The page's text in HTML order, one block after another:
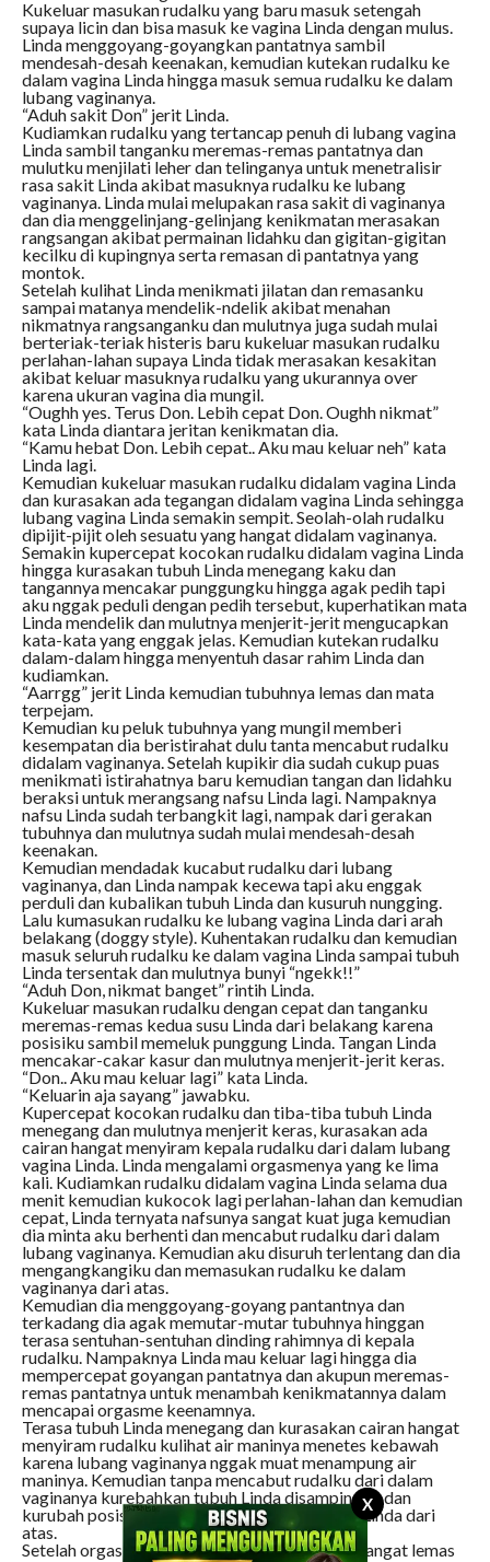
X
Kukeluar masukan rudalku yang baru masuk setengah
supaya licin dan bisa masuk ke vagina Linda dengan mulus.
Linda menggoyang-goyangkan pantatnya sambil
mendesah-desah keenakan, kemudian kutekan rudalku ke
dalam vagina Linda hingga masuk semua rudalku ke dalam
lubang vaginanya.
“Aduh sakit Don” jerit Linda.
Kudiamkan rudalku yang tertancap penuh di lubang vagina
Linda sambil tanganku meremas-remas pantatnya dan
mulutku menjilati leher dan telinganya untuk menetralisir
rasa sakit Linda akibat masuknya rudalku ke lubang
vaginanya. Linda mulai melupakan rasa sakit di vaginanya
dan dia menggelinjang-gelinjang kenikmatan merasakan
rangsangan akibat permainan lidahku dan gigitan-gigitan
kecilku di kupingnya serta remasan di pantatnya yang
montok.
Setelah kulihat Linda menikmati jilatan dan remasanku
sampai matanya mendelik-ndelik akibat menahan
nikmatnya rangsanganku dan mulutnya juga sudah mulai
berteriak-teriak histeris baru kukeluar masukan rudalku
perlahan-lahan supaya Linda tidak merasakan kesakitan
akibat keluar masuknya rudalku yang ukurannya over
karena ukuran vagina dia mungil.
“Oughh yes. Terus Don. Lebih cepat Don. Oughh nikmat”
kata Linda diantara jeritan kenikmatan dia.
“Kamu hebat Don. Lebih cepat.. Aku mau keluar neh” kata
Linda lagi.
Kemudian kukeluar masukan rudalku didalam vagina Linda
dan kurasakan ada tegangan didalam vagina Linda sehingga
lubang vagina Linda semakin sempit. Seolah-olah rudalku
dipijit-pijit oleh sesuatu yang hangat didalam vaginanya.
Semakin kupercepat kocokan rudalku didalam vagina Linda
hingga kurasakan tubuh Linda menegang kaku dan
tangannya mencakar punggungku hingga agak pedih tapi
aku nggak peduli dengan pedih tersebut, kuperhatikan mata
Linda mendelik dan mulutnya menjerit-jerit mengucapkan
kata-kata yang enggak jelas. Kemudian kutekan rudalku
dalam-dalam hingga menyentuh dasar rahim Linda dan
kudiamkan.
“Aarrgg” jerit Linda kemudian tubuhnya lemas dan mata
terpejam.
Kemudian ku peluk tubuhnya yang mungil memberi
kesempatan dia beristirahat dulu tanta mencabut rudalku
didalam vaginanya. Setelah kupikir dia sudah cukup puas
menikmati istirahatnya baru kemudian tangan dan lidahku
beraksi untuk merangsang nafsu Linda lagi. Nampaknya
nafsu Linda sudah terbangkit lagi, nampak dari gerakan
tubuhnya dan mulutnya sudah mulai mendesah-desah
keenakan.
Kemudian mendadak kucabut rudalku dari lubang
vaginanya, dan Linda nampak kecewa tapi aku enggak
perduli dan kubalikan tubuh Linda dan kusuruh nungging.
Lalu kumasukan rudalku ke lubang vagina Linda dari arah
belakang (doggy style). Kuhentakan rudalku dan kemudian
masuk seluruh rudalku ke dalam vagina Linda sampai tubuh
Linda tersentak dan mulutnya bunyi “ngekk!!”
“Aduh Don, nikmat banget” rintih Linda.
Kukeluar masukan rudalku dengan cepat dan tanganku
meremas-remas kedua susu Linda dari belakang karena
posisiku sambil memeluk punggung Linda. Tangan Linda
mencakar-cakar kasur dan mulutnya menjerit-jerit keras.
“Don.. Aku mau keluar lagi” kata Linda.
“Keluarin aja sayang” jawabku.
Kupercepat kocokan rudalku dan tiba-tiba tubuh Linda
menegang dan mulutnya menjerit keras, kurasakan ada
cairan hangat menyiram kepala rudalku dari dalam lubang
vagina Linda. Linda mengalami orgasmenya yang ke lima
kali. Kudiamkan rudalku didalam vagina Linda selama dua
menit kemudian kukocok lagi perlahan-lahan dan kemudian
cepat, Linda ternyata nafsunya sangat kuat juga kemudian
dia minta aku berhenti dan mencabut rudalku dari dalam
lubang vaginanya. Kemudian aku disuruh terlentang dan dia
mengangkangiku dan memasukan rudalku ke dalam
vaginanya dari atas.
Kemudian dia menggoyang-goyang pantantnya dan
terkadang dia agak memutar-mutar tubuhnya hinggan
terasa sentuhan-sentuhan dinding rahimnya di kepala
rudalku. Nampaknya Linda mau keluar lagi hingga dia
mempercepat goyangan pantatnya dan akupun meremas-
remas pantatnya untuk menambah kenikmatannya dalam
mencapai orgasme keenamnya.
Terasa tubuh Linda menegang dan kurasakan cairan hangat
menyiram rudalku kulihat air maninya menetes kebawah
karena lubang vaginanya nggak muat menampung air
maninya. Kemudian tanpa mencabut rudalku dari dalam
vaginanya kurebahkan tubuh Linda disampingku dan
kurubah posisiku kembali diatasnya. Kupeluk Linda dari
atas.
Setelah orgasme ke 11 kalinya Linda nampak sangat lemas